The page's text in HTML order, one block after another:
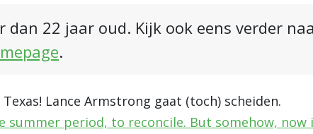
dan 22 jaar oud. Kijk ook eens verder
.
Lance Armstrong gaat (toch) scheiden.
summer period, to reconcile. But somehow,